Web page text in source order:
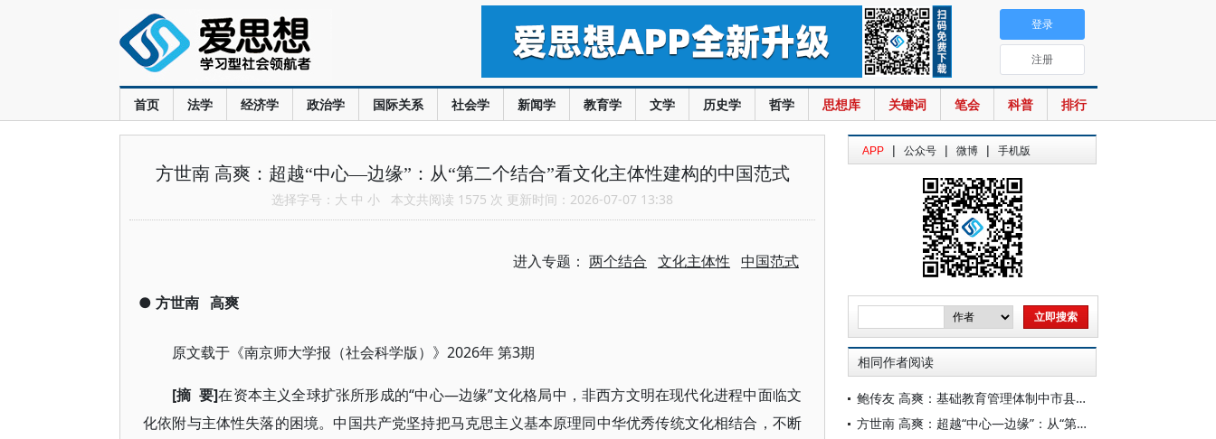
首页 法学 经济学 政治学 国际关系 社会学 新闻学 教育学 文学 历史学 哲学 思想库 关键词 笔会 科普 排行
登录
注册
方世南 高爽：超越“中心—边缘”：从“第二个结合”看文化主体性建构的中国范式
选择字号： 大 中 小 本文共阅读 1575 次 更新时间：2026-07-07 13:38
进入专题： 两个结合 文化主体性 中国范式
● 方世南 高爽
原文载于《南京师大学报（社会科学版）》 2026年 第3期
[摘 要]在资本主义全球扩张所形成的“中心—边缘”文化格局中，非西方文明在现代化进程中面临文
化依附与主体性失落的困境。中国共产党坚持把马克思主义基本原理同中华优秀传统文化相结合，不断
APP | 公众号 | 微博 | 手机版
相同作者阅读
鲍传友 高爽：基础教育管理体制中市县关系的变迁：历程、挑战与前瞻
方世南 高爽：超越“中心—边缘”：从“第二个结合”看文化主体性建构的中国范式